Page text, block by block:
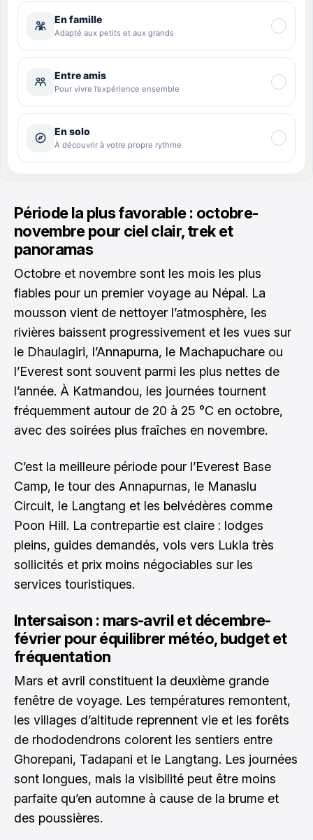
Période la plus favorable : octobre-
novembre pour ciel clair, trek et
panoramas
Octobre et novembre sont les mois les plus
fiables pour un premier voyage au Népal. La
mousson vient de nettoyer l’atmosphère, les
rivières baissent progressivement et les vues sur
le Dhaulagiri, l’Annapurna, le Machapuchare ou
l’Everest sont souvent parmi les plus nettes de
l’année. À Katmandou, les journées tournent
fréquemment autour de 20 à 25 °C en octobre,
avec des soirées plus fraîches en novembre.
C’est la meilleure période pour l’Everest Base
Camp, le tour des Annapurnas, le Manaslu
Circuit, le Langtang et les belvédères comme
Poon Hill. La contrepartie est claire : lodges
pleins, guides demandés, vols vers Lukla très
sollicités et prix moins négociables sur les
services touristiques.
Intersaison : mars-avril et décembre-
février pour équilibrer météo, budget et
fréquentation
Mars et avril constituent la deuxième grande
fenêtre de voyage. Les températures remontent,
les villages d’altitude reprennent vie et les forêts
de rhododendrons colorent les sentiers entre
Ghorepani, Tadapani et le Langtang. Les journées
sont longues, mais la visibilité peut être moins
parfaite qu’en automne à cause de la brume et
des poussières.